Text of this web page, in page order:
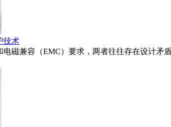
技术
磁兼容（EMC）要求，两者往往存在设计矛